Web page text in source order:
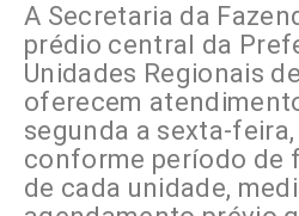
A Secretaria da
prédio central da
Unidades Regionais
oferecem
segunda a sexta-feira,
conforme período de
de cada unidade,